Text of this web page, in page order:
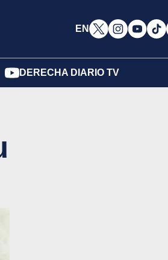
EN
DERECHA DIARIO TV